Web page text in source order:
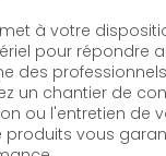
met à votre
pour répondre
des
un chantier de
ou l'entretien de
produits vous